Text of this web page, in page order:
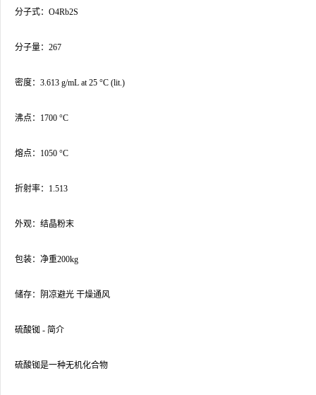
分子式：O4Rb2S
分子量：267
密度：3.613 g/mL at 25 °C (lit.)
沸点：1700 °C
熔点：1050 °C
折射率：1.513
外观：结晶粉末
包装：净重200kg
储存：阴凉避光 干燥通风
硫酸铷 - 简介
硫酸铷是一种无机化合物